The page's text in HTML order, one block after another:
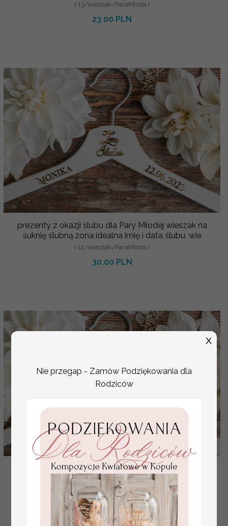
( 13/wieszak/ParaMloda )
23.00 PLN
prezenty z okazji ślubu dla Pary Młodej wieszak na
suknię ślubną żona idealna imię i data ślubu, wie
( 12/wieszak/ParaMloda )
30.00 PLN
Pomysłowe prezenty na ślub dla Pary Młodej
wieszak żona idealna data ślubu, wieszaki ślubne
( 11/wieszak/ParaMloda )
30.00 PLN
Nie przegap - Zamów Podziękowania dla
Rodziców
X